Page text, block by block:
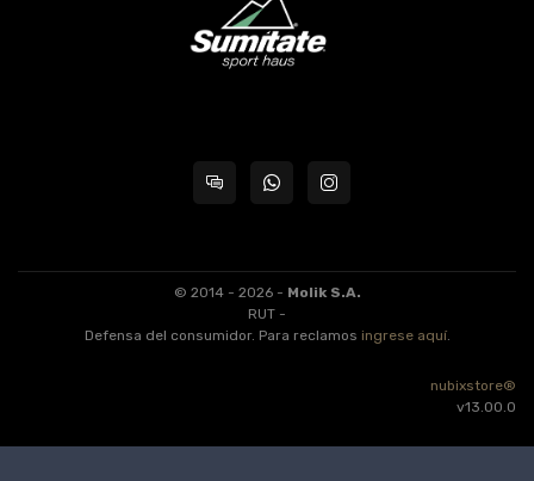
© 2014 - 2026 - Molik S.A.
RUT -
Defensa del consumidor. Para reclamos ingrese aquí.
nubixstore®
v13.00.0